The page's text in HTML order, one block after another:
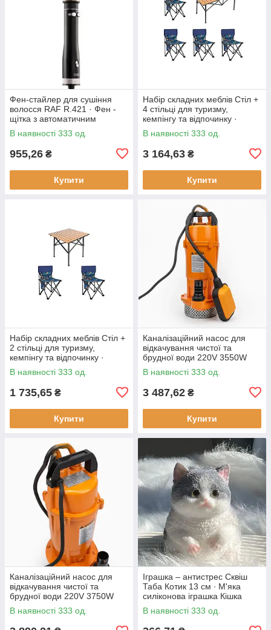
Фен-стайлер для сушіння
волосся RAF R.421 · Фен -
щітка з автоматичним
обертанням насадок, 1000 Вт
В наявності 333 од.
955,26 ₴
Купити
Набір складних меблів Стіл +
4 стільці для туризму,
кемпінгу та відпочинку ·
Металевий каркас
В наявності 333 од.
3 164,63 ₴
Купити
Набір складних меблів Стіл +
2 стільці для туризму,
кемпінгу та відпочинку ·
Металевий каркас
В наявності 333 од.
1 735,65 ₴
Купити
Каналізаційний насос для
відкачування чистої та
брудної води 220V 3550W
В наявності 333 од.
3 487,62 ₴
Купити
Каналізаційний насос для
відкачування чистої та
брудної води 220V 3750W
В наявності 333 од.
Іграшка – антистрес Сквіш
Таба Котик 13 см ∙ М'яка
силіконова іграшка Кішка
В наявності 333 од.